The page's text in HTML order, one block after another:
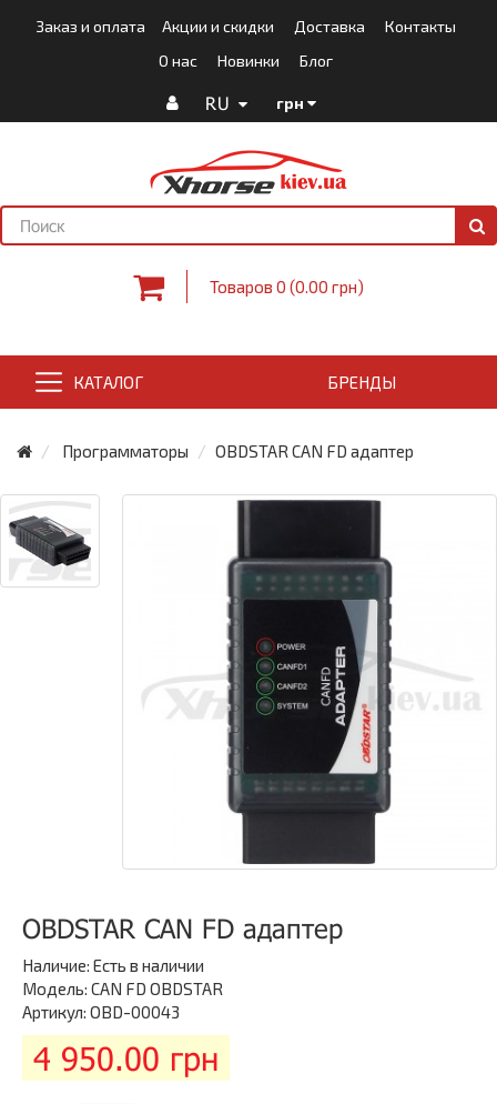
Заказ и оплата Акции и скидки Доставка
Контакты
О нас
Новинки Блог
RU грн
Товаров 0 (0.00 грн)
КАТАЛОГ БРЕНДЫ
Программаторы OBDSTAR CAN FD адаптер
OBDSTAR CAN FD адаптер
Наличие: Есть в наличии
Модель: CAN FD OBDSTAR
Артикул: OBD-00043
4 950.00 грн